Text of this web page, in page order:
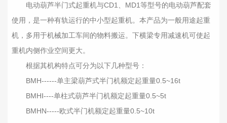
电动葫芦半门式起重机与CD1、MD1等型号的电动葫芦配套
使用，是一种有轨运行的中小型起重机。本产品为一般用途起重
机，多用于机械加工车间的物料搬运。下横梁专用减速机可使起
重机内侧作业空间更大。
根据其机构特点可分为以下几种型号：
BMH------单主梁葫芦式半门机额定起重量0.5~16t
BMHⅠ----单柱式葫芦半门机额定起重量0.5~5t
BMHN-----欧式半门机额定起重量0.5~10t